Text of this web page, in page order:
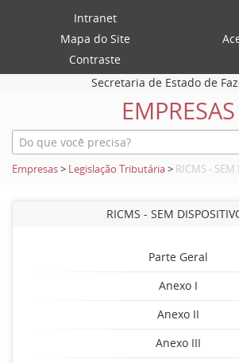
Intranet
Mapa do Site
Contraste
Secretaria de Estado de
EMPRESAS
Empresas> Legislação Tributária> RICMS - SEM
RICMS - SEM
Parte Geral
Anexo I
Anexo II
Anexo III